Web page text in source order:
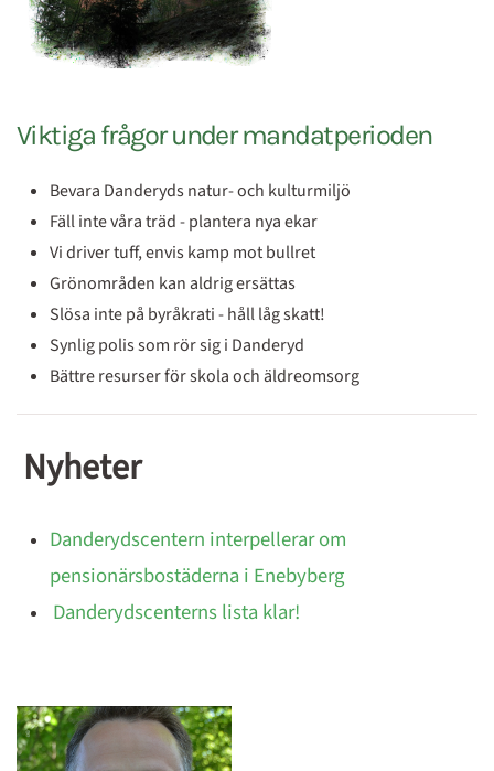
Viktiga frågor under mandatperioden
Bevara Danderyds natur- och kulturmiljö
Fäll inte våra träd - plantera nya ekar
Vi driver tuff, envis kamp mot bullret
Grönområden kan aldrig ersättas
Slösa inte på byråkrati - håll låg skatt!
Synlig polis som rör sig i Danderyd
Bättre resurser för skola och äldreomsorg
Nyheter
Danderydscentern interpellerar om
pensionärsbostäderna i Enebyberg
Danderydscenterns lista klar!